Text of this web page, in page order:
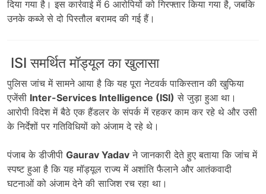
दिया गया है। इस कार्रवाई में 6 आरोपियों को गिरफ्तार किया गया है, जबकि
उनके कब्जे से दो पिस्तौल बरामद की गई हैं।
ISI समर्थित मॉड्यूल का खुलासा
पुलिस जांच में सामने आया है कि यह पूरा नेटवर्क पाकिस्तान की खुफिया
एजेंसी Inter-Services Intelligence (ISI) से जुड़ा हुआ था।
आरोपी विदेश में बैठे एक हैंडलर के संपर्क में रहकर काम कर रहे थे और उसी
के निर्देशों पर गतिविधियों को अंजाम दे रहे थे।
पंजाब के डीजीपी Gaurav Yadav ने जानकारी देते हुए बताया कि जांच में
स्पष्ट हुआ है कि यह मॉड्यूल राज्य में अशांति फैलाने और आतंकवादी
घटनाओं को अंजाम देने की साजिश रच रहा था।